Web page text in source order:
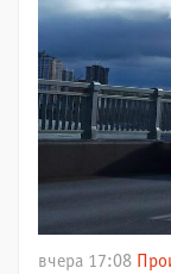
вчера 17:08